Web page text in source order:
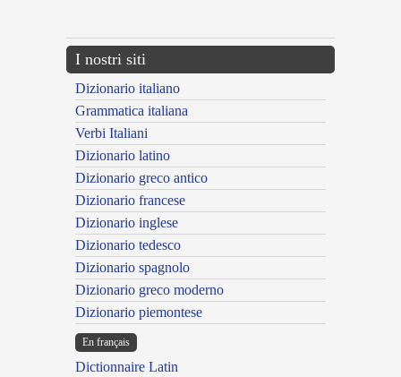
I nostri siti
Dizionario italiano
Grammatica italiana
Verbi Italiani
Dizionario latino
Dizionario greco antico
Dizionario francese
Dizionario inglese
Dizionario tedesco
Dizionario spagnolo
Dizionario greco moderno
Dizionario piemontese
En français
Dictionnaire Latin